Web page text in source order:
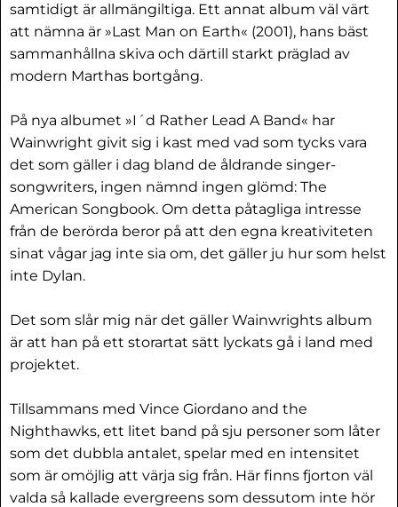
samtidigt är allmängiltiga. Ett annat album väl värt
att nämna är »Last Man on Earth« (2001), hans bäst
sammanhållna skiva och därtill starkt präglad av
modern Marthas bortgång.
På nya albumet »I´d Rather Lead A Band« har
Wainwright givit sig i kast med vad som tycks vara
det som gäller i dag bland de åldrande singer-
songwriters, ingen nämnd ingen glömd: The
American Songbook. Om detta påtagliga intresse
från de berörda beror på att den egna kreativiteten
sinat vågar jag inte sia om, det gäller ju hur som helst
inte Dylan.
Det som slår mig när det gäller Wainwrights album
är att han på ett storartat sätt lyckats gå i land med
projektet.
Tillsammans med Vince Giordano and the
Nighthawks, ett litet band på sju personer som låter
som det dubbla antalet, spelar med en intensitet
som är omöjlig att värja sig från. Här finns fjorton väl
valda så kallade evergreens som dessutom inte hör